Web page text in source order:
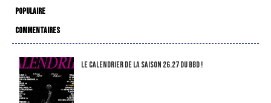
POPULAIRE
COMMENTAIRES
LE CALENDRIER DE LA SAISON 26.27 DU BBD !